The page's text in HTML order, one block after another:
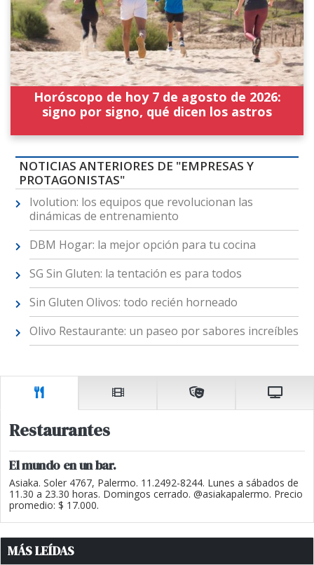
Horóscopo de hoy 7 de agosto de 2026:
signo por signo, qué dicen los astros
NOTICIAS ANTERIORES DE "EMPRESAS Y
PROTAGONISTAS"
Ivolution: los equipos que revolucionan las
dinámicas de entrenamiento
DBM Hogar: la mejor opción para tu cocina
SG Sin Gluten: la tentación es para todos
Sin Gluten Olivos: todo recién horneado
Olivo Restaurante: un paseo por sabores increíbles
Restaurantes
El mundo en un bar.
Asiaka. Soler 4767, Palermo. 11.2492-8244. Lunes a sábados de
11.30 a 23.30 horas. Domingos cerrado. @asiakapalermo. Precio
promedio: $ 17.000.
MÁS LEÍDAS